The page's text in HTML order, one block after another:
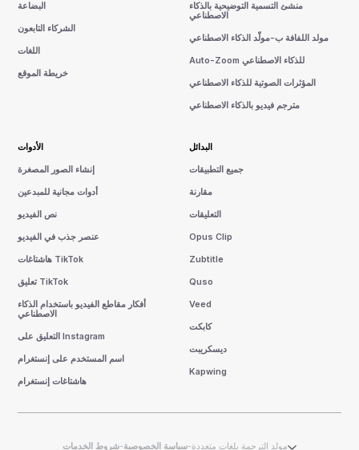
البضاعة
الشركاء التابعون
اللغات
خريطة الموقع
منشئ التسمية التوضيحية بالذكاء
الاصطناعي
مولد اللفافة ب-مولّد الذكاء الاصطناعي
Auto-Zoom للذكاء الاصطناعي
المؤثرات الصوتية للذكاء الاصطناعي
مترجم فيديو بالذكاء الاصطناعي
الأدوات
إنشاء الصور المصغرة
أدوات مجانية للمبدعين
نص الفيديو
عنصر جذب في الفيديو
هاشتاغات TikTok
تعليق TikTok
أفكار مقاطع الفيديو باستخدام الذكاء
الاصطناعي
التعليق على Instagram
اسم المستخدم على إنستغرام
هاشتاغات إنستغرام
البدائل
جميع التطبيقات
مقارنة
التعليقات
Opus Clip
Zubtitle
Quso
Veed
كابكت
ديسكريبت
Kapwing
شروط الخدمات-سياسة الخصوصية-مولد الترجمة بلغات متعددة